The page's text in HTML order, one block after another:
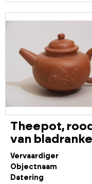
Theepot,
van
Vervaardiger
Objectnaam
Datering